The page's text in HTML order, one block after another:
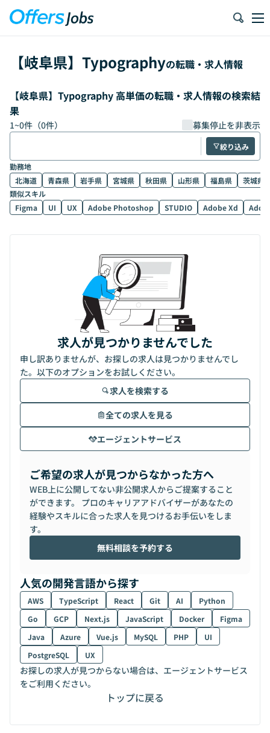
【岐阜県】 Typographyの転職・求人情報
【岐阜県】Typography 高単価の転職・求人情報の検索結
果
1~0件（0件） 募集停止を非表示
絞り込み
勤務地
北海道
青森県 岩手県 宮城県 秋田県 山形県 福島県
茨城県
類似スキル
Figma
UI UX Adobe Photoshop STUDIO Adobe Xd
求人が見つかりませんでした
申し訳ありませんが、お探しの求人は見つかりませんでし
た。以下のオプションをお試しください。
求人を検索する
全ての求人を見る
エージェントサービス
ご希望の求人が見つからなかった方へ
WEB上に公開してない非公開求人からご提案すること
ができます。 プロのキャリアアドバイザーがあなたの
経験やスキルに合った求人を見つけるお手伝いをしま
す。
無料相談を予約する
人気の開発言語から探す
AWS TypeScript React Git AI
Python
Go
GCP Next.js JavaScript Docker
Figma
Java
Azure Vue.js MySQL PHP
UI
PostgreSQL
UX
お探しの求人が見つからない場合は、エージェントサービス
をご利用ください。
トップに戻る